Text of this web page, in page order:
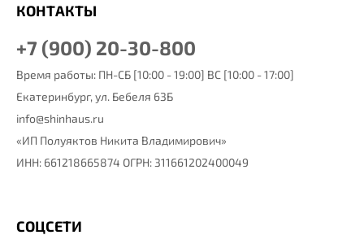
КОНТАКТЫ
+7 (900) 20-30-800
Время работы: ПН-СБ [10:00 - 19:00] ВС [10:00 - 17:00]
Екатеринбург, ул. Бебеля 63Б
info@shinhaus.ru
«ИП Полуяктов Никита Владимирович»
ИНН: 661218665874 ОГРН: 311661202400049
СОЦСЕТИ